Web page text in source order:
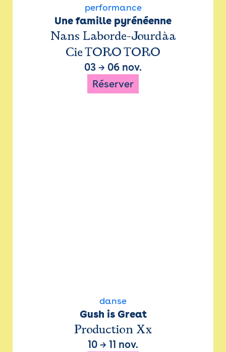
performance
Une famille pyrénéenne
Nans Laborde-Jourdàa
Cie TORO TORO
03 → 06 nov.
Réserver
danse
Gush is Great
Production Xx
10 → 11 nov.